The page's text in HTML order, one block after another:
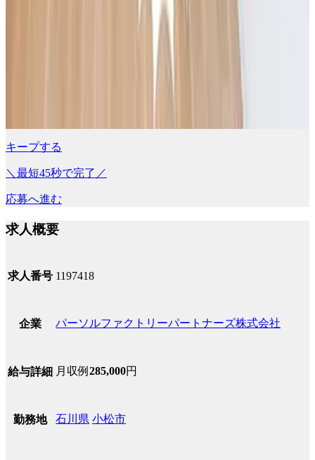
キープする
＼最短45秒で完了／
応募へ進む
求人概要
求人番号 1197418
企業 パーソルファクトリーパートナーズ株式会社
給与詳細 月収例 285,000円
勤務地 石川県 小松市